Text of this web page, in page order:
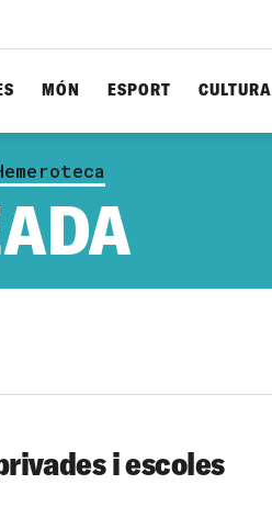
MÓN ESPORT CULTURA
i escoles